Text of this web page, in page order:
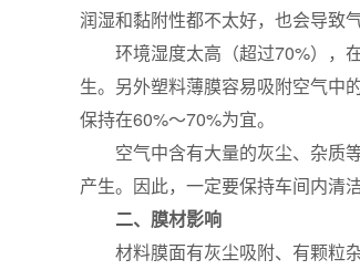
润湿和黏附性都不太好，也会导致
环境湿度太高（超过70%），
生。另外塑料薄膜容易吸附空气中
保持在60%～70%为宜。
空气中含有大量的灰尘、杂质
产生。因此，一定要保持车间内清
二、膜材影响
材料膜面有灰尘吸附、有颗粒